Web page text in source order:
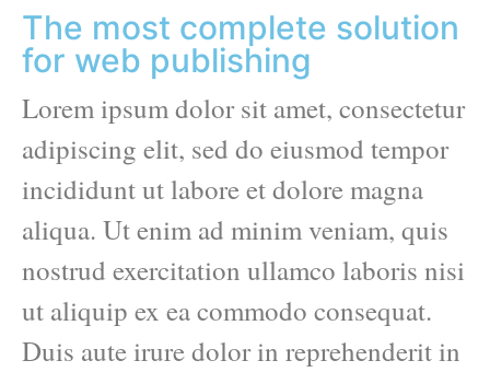
The most complete solution
for web publishing
Lorem ipsum dolor sit amet, consectetur
adipiscing elit, sed do eiusmod tempor
incididunt ut labore et dolore magna
aliqua. Ut enim ad minim veniam, quis
nostrud exercitation ullamco laboris nisi
ut aliquip ex ea commodo consequat.
Duis aute irure dolor in reprehenderit in